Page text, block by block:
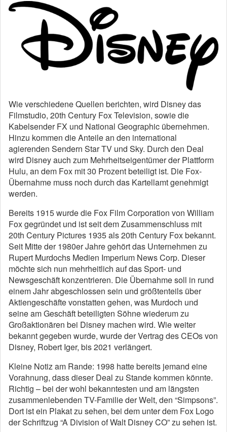
Wie verschiedene Quellen berichten, wird Disney das
Filmstudio, 20th Century Fox Television, sowie die
Kabelsender FX und National Geographic übernehmen.
Hinzu kommen die Anteile an den international
agierenden Sendern Star TV und Sky. Durch den Deal
wird Disney auch zum Mehrheitseigentümer der Plattform
Hulu, an dem Fox mit 30 Prozent beteiligt ist. Die Fox-
Übernahme muss noch durch das Kartellamt genehmigt
werden.
Bereits 1915 wurde die Fox Film Corporation von William
Fox gegründet und ist seit dem Zusammenschluss mit
20th Century Pictures 1935 als 20th Century Fox bekannt.
Seit Mitte der 1980er Jahre gehört das Unternehmen zu
Rupert Murdochs Medien Imperium News Corp. Dieser
möchte sich nun mehrheitlich auf das Sport- und
Newsgeschäft konzentrieren. Die Übernahme soll in rund
einem Jahr abgeschlossen sein und größtenteils über
Aktiengeschäfte vonstatten gehen, was Murdoch und
seine am Geschäft beteiligten Söhne wiederum zu
Großaktionären bei Disney machen wird. Wie weiter
bekannt gegeben wurde, wurde der Vertrag des CEOs von
Disney, Robert Iger, bis 2021 verlängert.
Kleine Notiz am Rande: 1998 hatte bereits jemand eine
Vorahnung, dass dieser Deal zu Stande kommen könnte.
Richtig – bei der wohl bekanntesten und am längsten
zusammenlebenden TV-Familie der Welt, den “Simpsons”.
Dort ist ein Plakat zu sehen, bei dem unter dem Fox Logo
der Schriftzug “A Division of Walt Disney CO” zu sehen ist.